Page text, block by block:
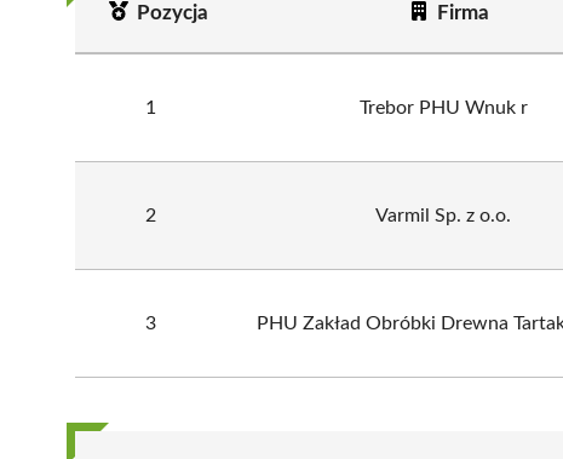
Pozycja Firma
1 Trebor PHU Wnuk r
2 Varmil Sp. z o.o.
3 PHU Zakład Obróbki Drewna